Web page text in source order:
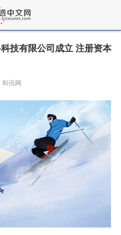
技有限公司成立 注册资本
讯网